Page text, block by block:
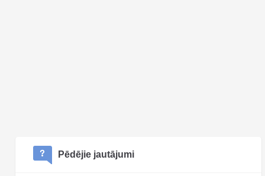
Pēdējie jautājumi